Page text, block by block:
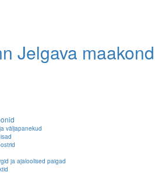
Jelgava maakond
väljapanekud
ja ajaloolised paigad